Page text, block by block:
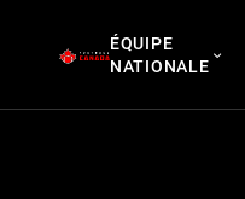
ÉQUIPE
NATIONALE